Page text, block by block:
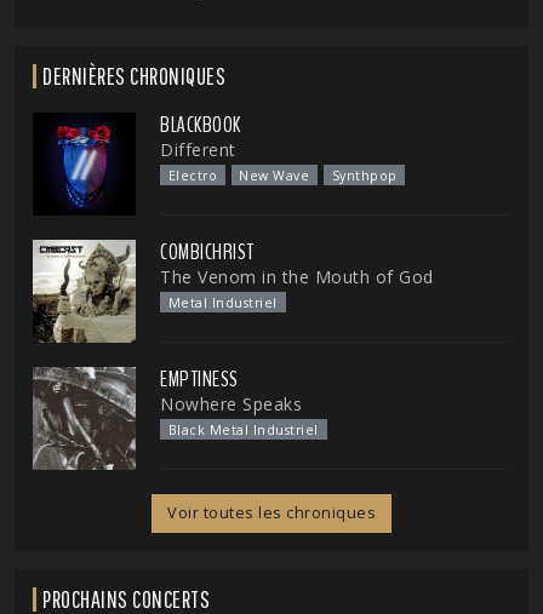
DERNIÈRES CHRONIQUES
BLACKBOOK
Different
Electro New Wave Synthpop
COMBICHRIST
The Venom in the Mouth of God
Metal Industriel
EMPTINESS
Nowhere Speaks
Black Metal Industriel
Voir toutes les chroniques
PROCHAINS CONCERTS